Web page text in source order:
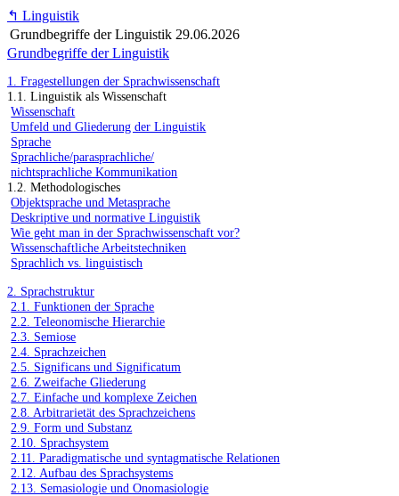
↰ Linguistik
Grundbegriffe der Linguistik 29.06.2026
Grundbegriffe der Linguistik
1. Fragestellungen der Sprachwissenschaft
1.1. Linguistik als Wissenschaft
Wissenschaft
Umfeld und Gliederung der Linguistik
Sprache
Sprachliche/parasprachliche/
nichtsprachliche Kommunikation
1.2. Methodologisches
Objektsprache und Metasprache
Deskriptive und normative Linguistik
Wie geht man in der Sprachwissenschaft vor?
Wissenschaftliche Arbeitstechniken
Sprachlich vs. linguistisch
2. Sprachstruktur
2.1. Funktionen der Sprache
2.2. Teleonomische Hierarchie
2.3. Semiose
2.4. Sprachzeichen
2.5. Significans und Significatum
2.6. Zweifache Gliederung
2.7. Einfache und komplexe Zeichen
2.8. Arbitrarietät des Sprachzeichens
2.9. Form und Substanz
2.10. Sprachsystem
2.11. Paradigmatische und syntagmatische Relationen
2.12. Aufbau des Sprachsystems
2.13. Semasiologie und Onomasiologie